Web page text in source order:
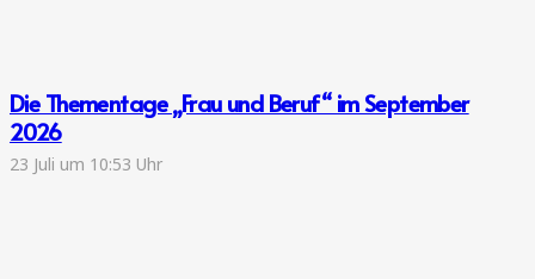
Die Thementage „Frau und Beruf“ im September
2026
23 Juli um 10:53 Uhr